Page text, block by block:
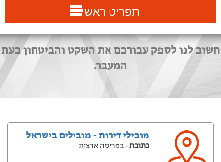
תפריט ראשי
חשוב לנו לספק עבורכם את השקט והביטחון בעת
המעבר.
מובילי דירות - מובילים בישראל
כתובת- בפריסה ארצית